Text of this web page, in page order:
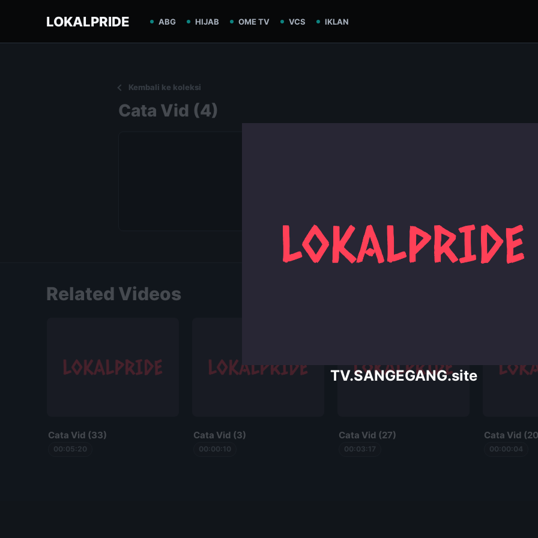
LOKALPRIDE ABG HIJAB OME TV VCS IKLAN
Kembali ke koleksi
Cata Vid (4)
Related Videos
Cata Vid (33)
00:05:20
Cata Vid (3)
00:00:10
Cata Vid (27)
00:03:17
Cata Vid
00:00:04
TV.SANGEGANG.site